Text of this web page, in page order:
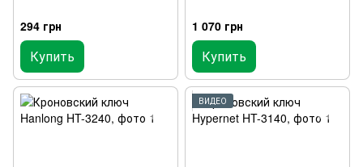
294 грн
Купить
1 070 грн
Купить
ВИДЕО